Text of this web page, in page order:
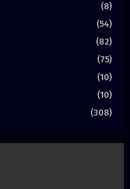
(8)
(54)
(82)
(75)
(10)
(10)
(308)